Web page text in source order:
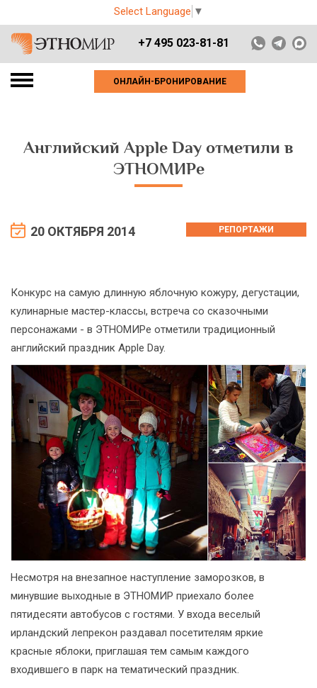
Select Language ▼
+7 495 023-81-81
ОНЛАЙН-БРОНИРОВАНИЕ
Английский Apple Day отметили в
ЭТНОМИРе
20 ОКТЯБРЯ 2014 РЕПОРТАЖИ
Конкурс на самую длинную яблочную кожуру, дегустации,
кулинарные мастер-классы, встреча со сказочными
персонажами - в ЭТНОМИРе отметили традиционный
английский праздник Apple Day.
Несмотря на внезапное наступление заморозков, в
минувшие выходные в ЭТНОМИР приехало более
пятидесяти автобусов с гостями. У входа веселый
ирландский лепрекон раздавал посетителям яркие
красные яблоки, приглашая тем самым каждого
входившего в парк на тематический праздник.